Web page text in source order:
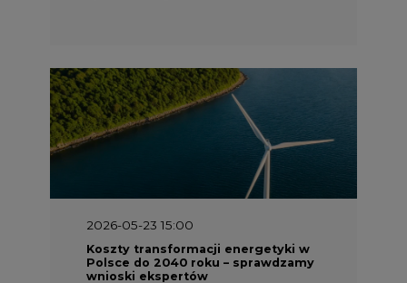
2026-05-23 15:00
Koszty transformacji energetyki w
Polsce do 2040 roku – sprawdzamy
wnioski ekspertów